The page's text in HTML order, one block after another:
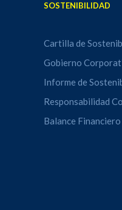
SOSTENIBILIDAD
Cartilla de
Gobierno
Informe de
Responsabilidad
Balance Financiero